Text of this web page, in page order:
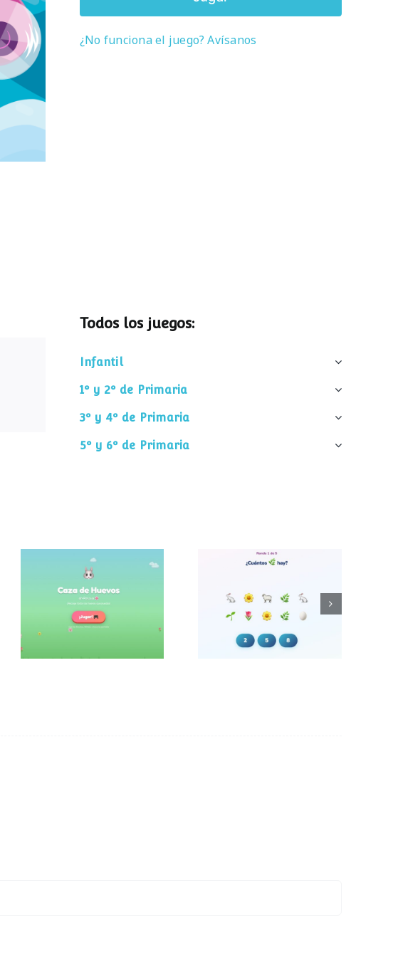
¿No funciona el juego? Avísanos
Todos los juegos:
Infantil
1º y 2º de Primaria
3º y 4º de Primaria
5º y 6º de Primaria
Caza de huevos
¿Cuántos
elementos hay?